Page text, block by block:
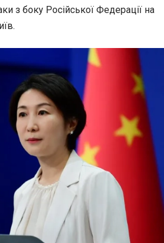
з боку Російської Федерації на